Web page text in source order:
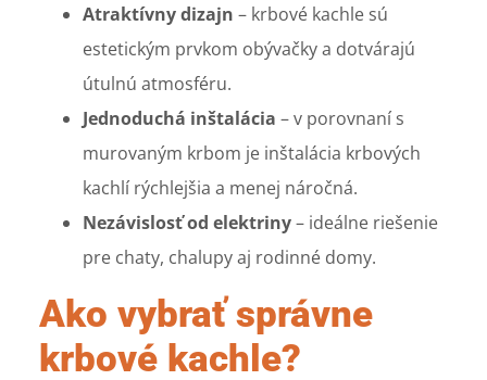
Atraktívny dizajn – krbové kachle sú
estetickým prvkom obývačky a dotvárajú
útulnú atmosféru.
Jednoduchá inštalácia – v porovnaní s
murovaným krbom je inštalácia krbových
kachlí rýchlejšia a menej náročná.
Nezávislosť od elektriny– ideálne riešenie
pre chaty, chalupy aj rodinné domy.
Ako vybrať správne
krbové kachle?